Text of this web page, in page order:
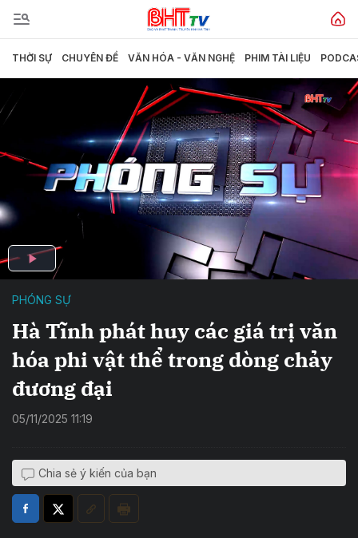
THỜI SỰ CHUYÊN ĐỀ VĂN HÓA - VĂN NGHỆ PHIM TÀI LIỆU
PHÓNG SỰ
Hà Tĩnh phát huy các giá trị văn
hóa phi vật thể trong dòng chảy
đương đại
05/11/2025 11:19
Chia sẻ ý kiến của bạn